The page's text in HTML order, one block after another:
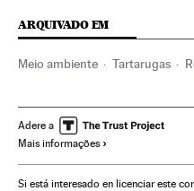
ARQUIVADO EM
Meio ambiente Tartarugas
Fauna Espécies
Adere a
Mais informações
Si está interesado en licenciar este